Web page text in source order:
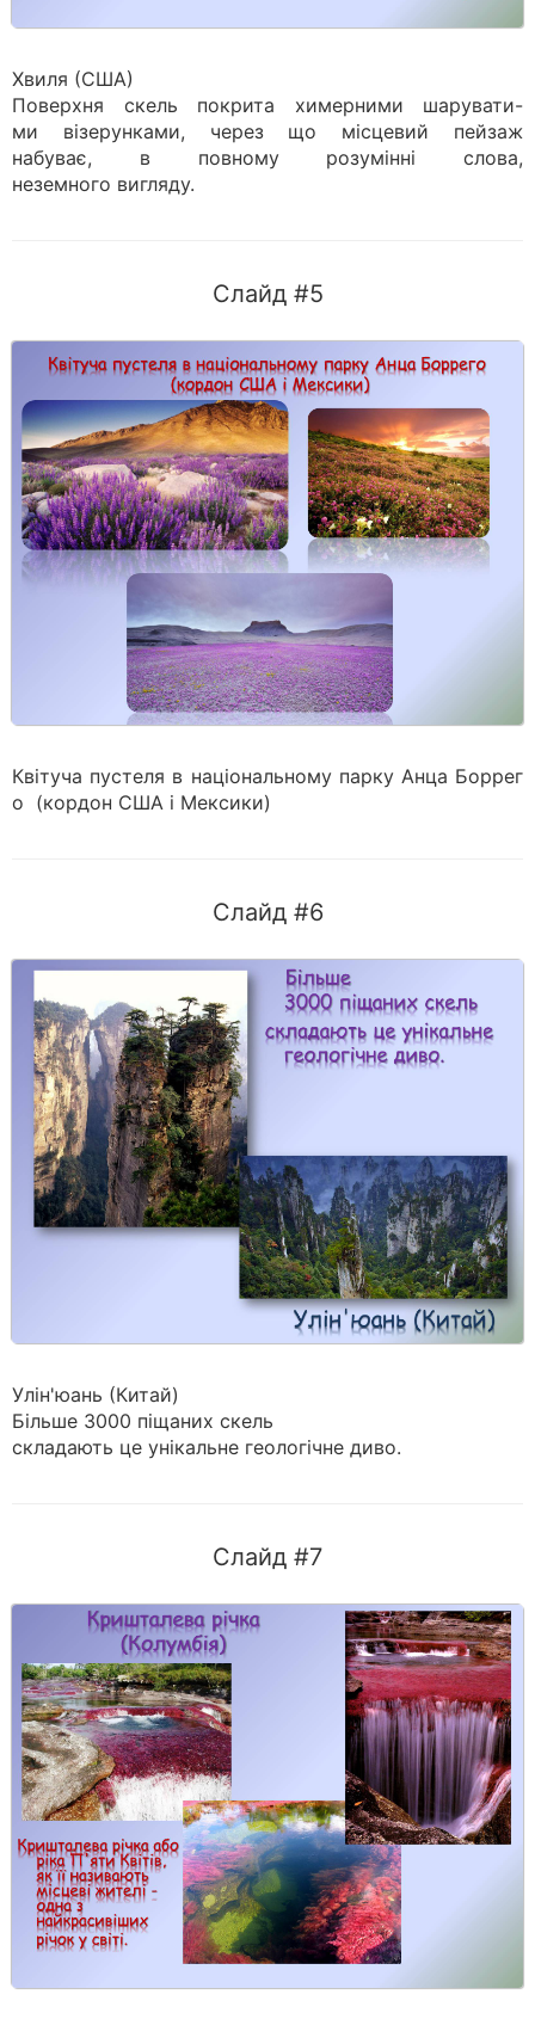
Хвиля (США)
Поверхня скель покрита химерними шарувати-
ми візерунками, через що місцевий пейзаж
набуває, в повному розумінні слова,
неземного вигляду.
Слайд #5
Квітуча пустеля в національному парку Анца Боррег
о (кордон США і Мексики)
Слайд #6
Улін'юань (Китай)
Більше 3000 піщаних скель
складають це унікальне геологічне диво.
Слайд #7